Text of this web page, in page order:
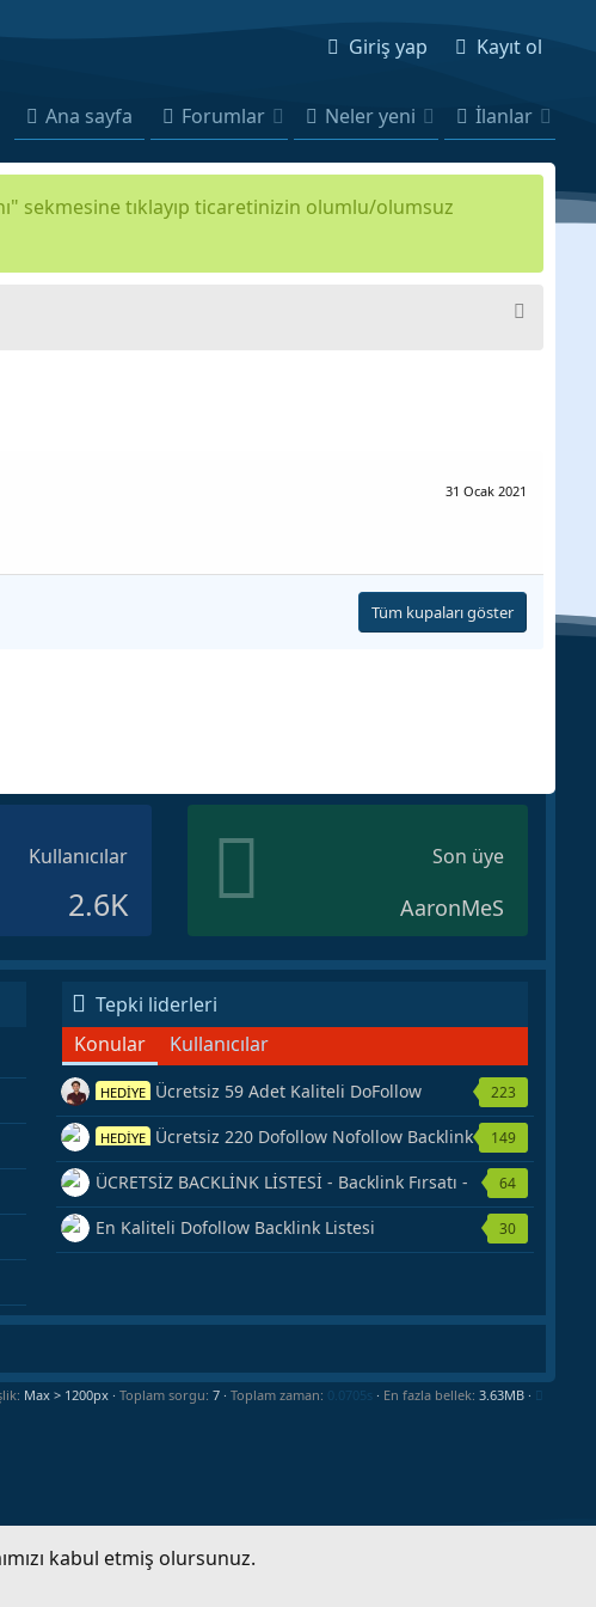
Giriş yap Kayıt ol
Ana sayfa Forumlar Neler yeni İlanlar
sekmesine tıklayıp ticaretinizin olumlu/olumsuz
31 Ocak 2021
Tüm kupaları göster
Kullanıcılar
2.6K
Son üye
AaronMeS
Tepki liderleri
Konular
Kullanıcılar
HEDİYE Ücretsiz 59 Adet Kaliteli DoFollow
Backlink Kaynağı Veriyorum.
223
HEDİYE Ücretsiz 220 Dofollow Nofollow Backlink
Veriyorum
149
ÜCRETSİZ BACKLİNK LİSTESİ - Backlink Fırsatı -
Hemen Yetiş!
64
En Kaliteli Dofollow Backlink Listesi 30
Toplam sorgu 7 Toplam zaman 0.0705s En fazla bellek 3.63MB
kabul etmiş olursunuz.